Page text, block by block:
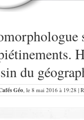
du
Géo, le 8 mai 2016 à 19:28 |